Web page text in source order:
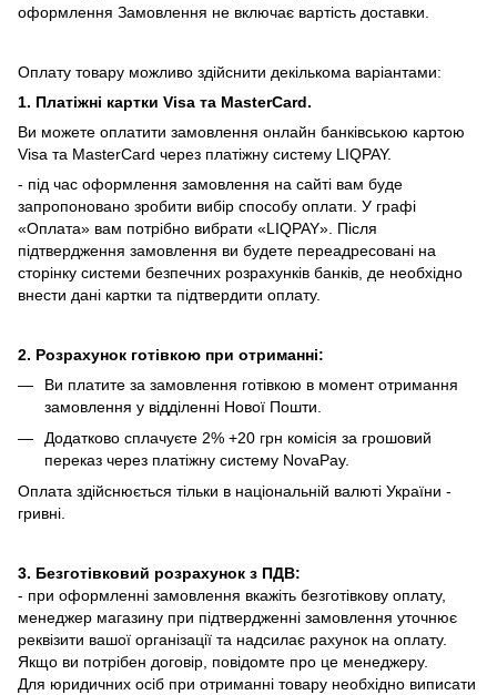
оформлення Замовлення не включає вартість доставки.
Оплату товару можливо здійснити декількома варіантами:
1. Платіжні картки Visa та MasterCard.
Ви можете оплатити замовлення онлайн банківською картою
Visa та MasterCard через платіжну систему LIQPAY.
- під час оформлення замовлення на сайті вам буде
запропоновано зробити вибір способу оплати. У графі
«Оплата» вам потрібно вибрати «LIQPAY». Після
підтвердження замовлення ви будете переадресовані на
сторінку системи безпечних розрахунків банків, де необхідно
внести дані картки та підтвердити оплату.
2. Розрахунок готівкою при отриманні:
Ви платите за замовлення готівкою в момент отримання
замовлення у відділенні Нової Пошти.
Додатково сплачуєте 2% +20 грн комісія за грошовий
переказ через платіжну систему NovaPay.
Оплата здійснюється тільки в національній валюті України -
гривні.
3. Безготівковий розрахунок з ПДВ:
- при оформленні замовлення вкажіть безготівкову оплату,
менеджер магазину при підтвердженні замовлення уточнює
реквізити вашої організації та надсилає рахунок на оплату.
Якщо ви потрібен договір, повідомте про це менеджеру.
Для юридичних осіб при отриманні товару необхідно виписати